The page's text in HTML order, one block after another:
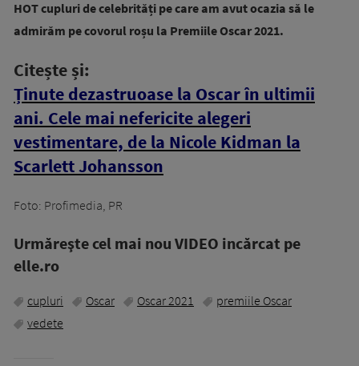
HOT cupluri de celebrități pe care am avut ocazia să le
admirăm pe covorul roșu la Premiile Oscar 2021.
Citește și:
Ținute dezastruoase la Oscar în ultimii
ani. Cele mai nefericite alegeri
vestimentare, de la Nicole Kidman la
Scarlett Johansson
Foto: Profimedia, PR
Urmăreşte cel mai nou VIDEO incărcat pe
elle.ro
cupluri Oscar Oscar 2021
premiile Oscar
vedete